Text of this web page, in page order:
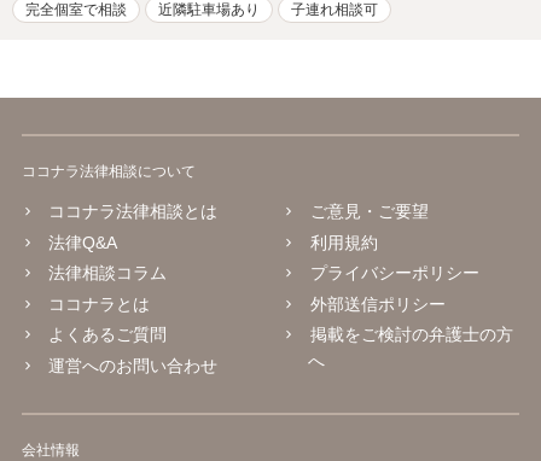
完全個室で相談 近隣駐車場あり 子連れ相談可
ココナラ法律相談について
ココナラ法律相談とは
法律Q&A
法律相談コラム
ココナラとは
よくあるご質問
運営へのお問い合わせ
ご意見・ご要望
利用規約
プライバシーポリシー
外部送信ポリシー
掲載をご検討の弁護士の方
へ
会社情報